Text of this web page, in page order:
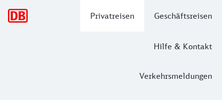
Privatreisen Geschäftsreisen
Hilfe & Kontakt
Verkehrsmeldungen